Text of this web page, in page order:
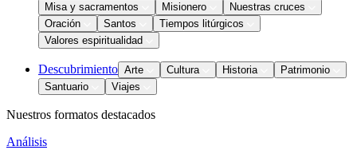
Misa y sacramentos
Misionero
Nuestras cruces
Oración
Santos
Tiempos litúrgicos
Valores espiritualidad
Descubrimiento Arte Cultura Historia
Patrimonio
Santuario
Viajes
Nuestros formatos destacados
Análisis